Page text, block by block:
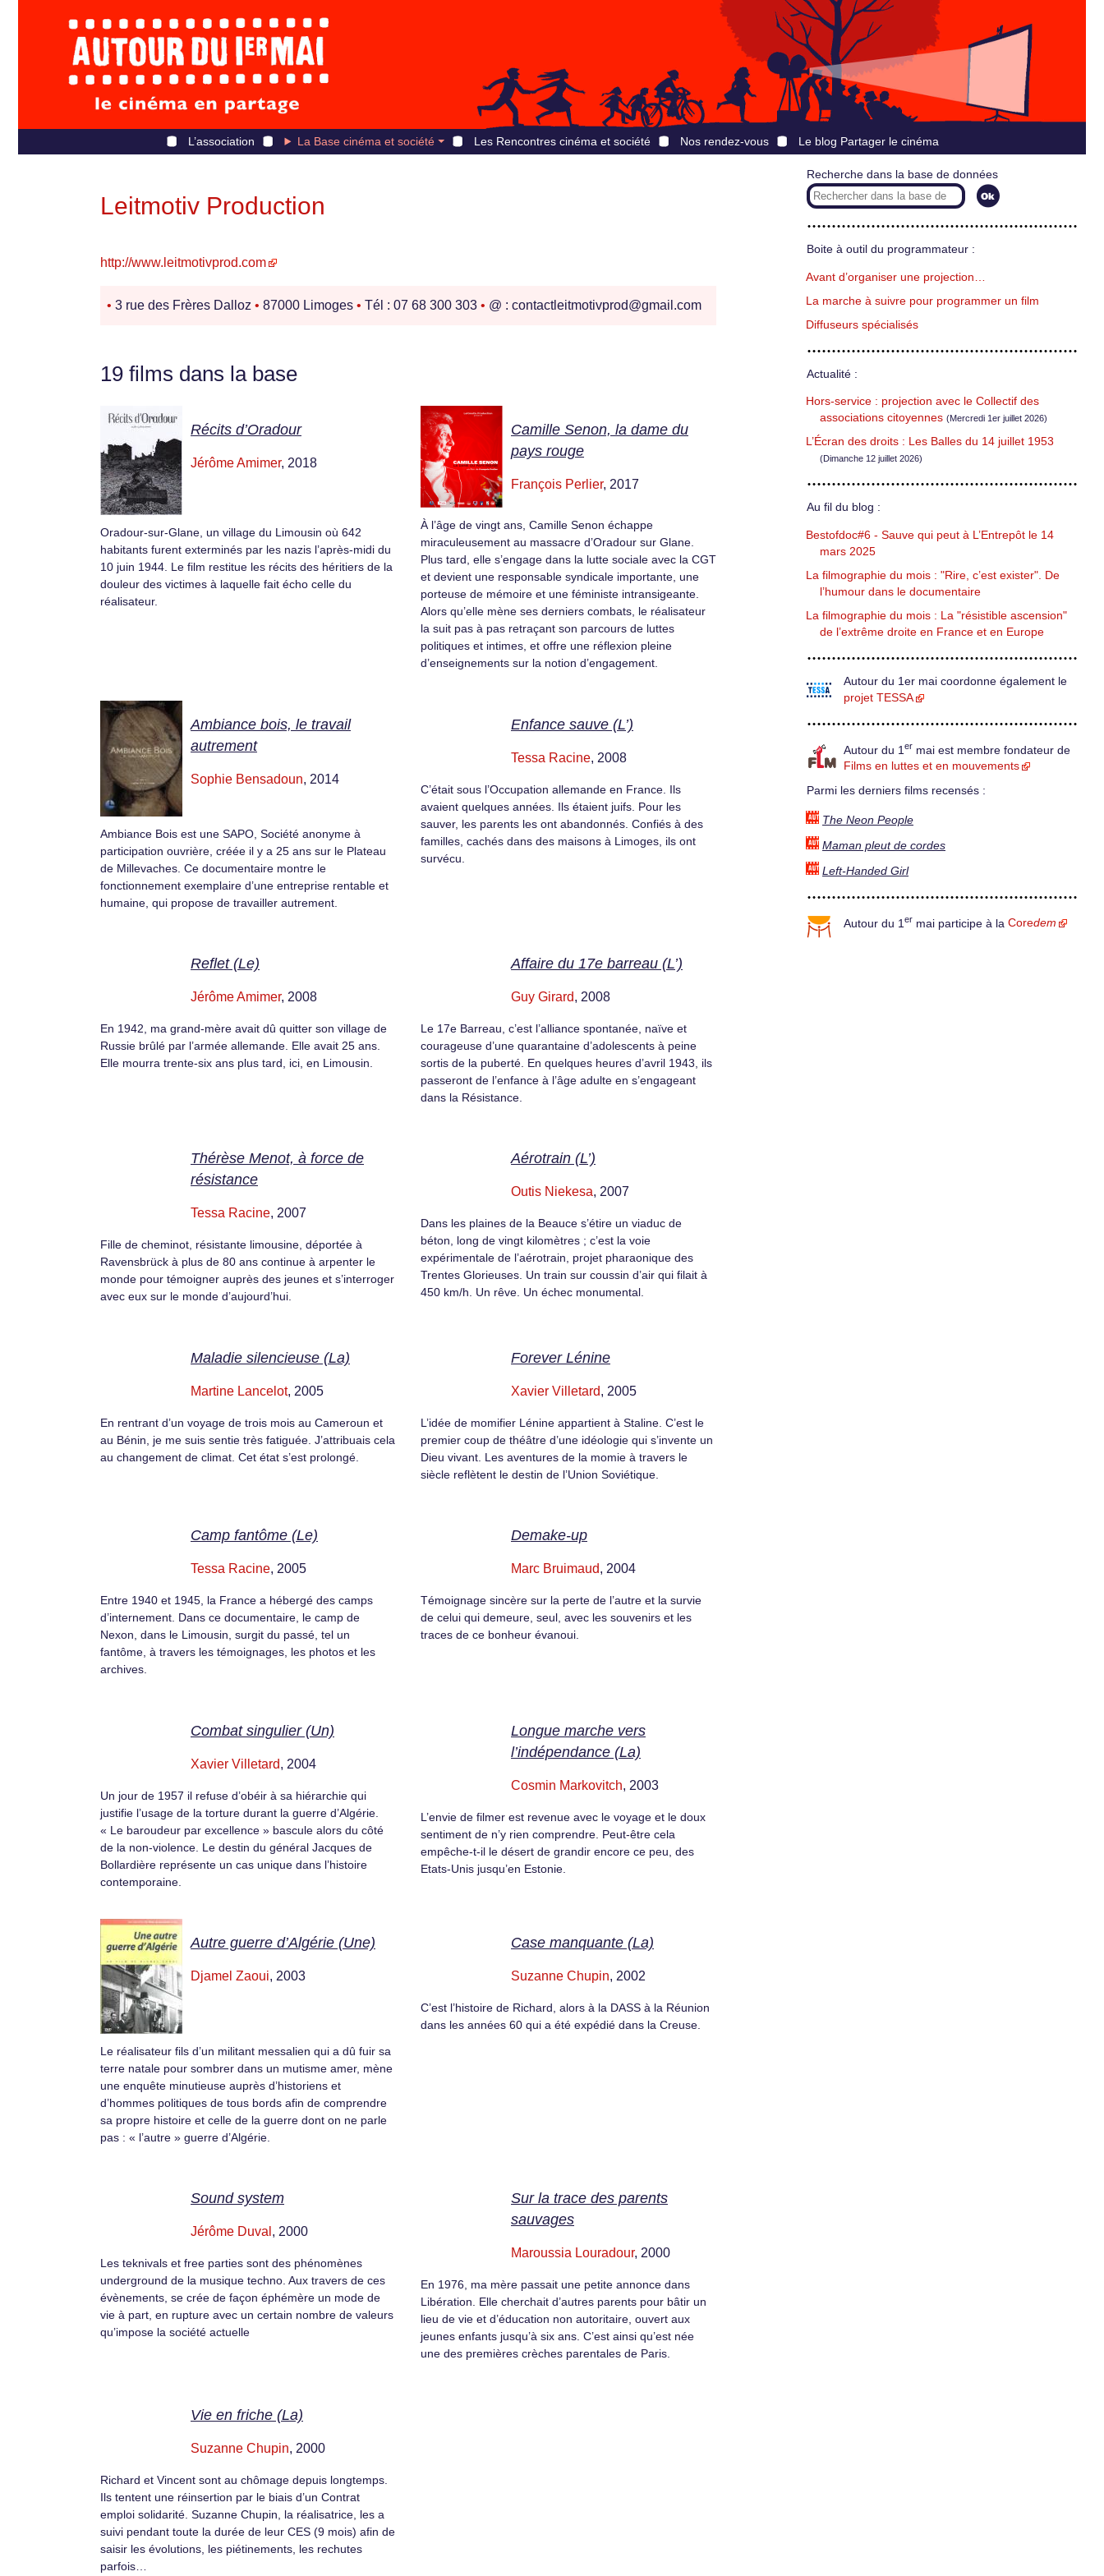
L’association La Base cinéma et société Les Rencontres cinéma et société Nos rendez-vous Le blog Partager le cinéma
Leitmotiv Production
http://www.leitmotivprod.com
• 3 rue des Frères Dalloz • 87000 Limoges • Tél : 07 68 300 303 • @ : contactleitmotivprod@gmail.com
19 films dans la base
Récits d’Oradour
Jérôme Amimer, 2018
Oradour-sur-Glane, un village du Limousin où 642
habitants furent exterminés par les nazis l’après-midi du
10 juin 1944. Le film restitue les récits des héritiers de la
douleur des victimes à laquelle fait écho celle du
réalisateur.
Camille Senon, la dame du
pays rouge
François Perlier, 2017
À l’âge de vingt ans, Camille Senon échappe
miraculeusement au massacre d’Oradour sur Glane.
Plus tard, elle s’engage dans la lutte sociale avec la CGT
et devient une responsable syndicale importante, une
porteuse de mémoire et une féministe intransigeante.
Alors qu’elle mène ses derniers combats, le réalisateur
la suit pas à pas retraçant son parcours de luttes
politiques et intimes, et offre une réflexion pleine
d’enseignements sur la notion d’engagement.
Ambiance bois, le travail
autrement
Sophie Bensadoun, 2014
Ambiance Bois est une SAPO, Société anonyme à
participation ouvrière, créée il y a 25 ans sur le Plateau
de Millevaches. Ce documentaire montre le
fonctionnement exemplaire d’une entreprise rentable et
humaine, qui propose de travailler autrement.
Enfance sauve (L’)
Tessa Racine, 2008
C’était sous l’Occupation allemande en France. Ils
avaient quelques années. Ils étaient juifs. Pour les
sauver, les parents les ont abandonnés. Confiés à des
familles, cachés dans des maisons à Limoges, ils ont
survécu.
Reflet (Le)
Jérôme Amimer, 2008
En 1942, ma grand-mère avait dû quitter son village de
Russie brûlé par l’armée allemande. Elle avait 25 ans.
Elle mourra trente-six ans plus tard, ici, en Limousin.
Affaire du 17e barreau (L’)
Guy Girard, 2008
Le 17e Barreau, c’est l’alliance spontanée, naïve et
courageuse d’une quarantaine d’adolescents à peine
sortis de la puberté. En quelques heures d’avril 1943, ils
passeront de l’enfance à l’âge adulte en s’engageant
dans la Résistance.
Thérèse Menot, à force de
résistance
Tessa Racine, 2007
Fille de cheminot, résistante limousine, déportée à
Ravensbrück à plus de 80 ans continue à arpenter le
monde pour témoigner auprès des jeunes et s’interroger
avec eux sur le monde d’aujourd’hui.
Aérotrain (L’)
Outis Niekesa, 2007
Dans les plaines de la Beauce s’étire un viaduc de
béton, long de vingt kilomètres ; c’est la voie
expérimentale de l’aérotrain, projet pharaonique des
Trentes Glorieuses. Un train sur coussin d’air qui filait à
450 km/h. Un rêve. Un échec monumental.
Maladie silencieuse (La)
Martine Lancelot, 2005
En rentrant d’un voyage de trois mois au Cameroun et
au Bénin, je me suis sentie très fatiguée. J’attribuais cela
au changement de climat. Cet état s’est prolongé.
Forever Lénine
Xavier Villetard, 2005
L’idée de momifier Lénine appartient à Staline. C’est le
premier coup de théâtre d’une idéologie qui s’invente un
Dieu vivant. Les aventures de la momie à travers le
siècle reflètent le destin de l’Union Soviétique.
Camp fantôme (Le)
Tessa Racine, 2005
Entre 1940 et 1945, la France a hébergé des camps
d’internement. Dans ce documentaire, le camp de
Nexon, dans le Limousin, surgit du passé, tel un
fantôme, à travers les témoignages, les photos et les
archives.
Demake-up
Marc Bruimaud, 2004
Témoignage sincère sur la perte de l’autre et la survie
de celui qui demeure, seul, avec les souvenirs et les
traces de ce bonheur évanoui.
Combat singulier (Un)
Xavier Villetard, 2004
Un jour de 1957 il refuse d’obéir à sa hiérarchie qui
justifie l’usage de la torture durant la guerre d’Algérie.
« Le baroudeur par excellence » bascule alors du côté
de la non-violence. Le destin du général Jacques de
Bollardière représente un cas unique dans l’histoire
contemporaine.
Longue marche vers
l’indépendance (La)
Cosmin Markovitch, 2003
L’envie de filmer est revenue avec le voyage et le doux
sentiment de n’y rien comprendre. Peut-être cela
empêche-t-il le désert de grandir encore ce peu, des
Etats-Unis jusqu’en Estonie.
Autre guerre d’Algérie (Une)
Djamel Zaoui, 2003
Le réalisateur fils d’un militant messalien qui a dû fuir sa
terre natale pour sombrer dans un mutisme amer, mène
une enquête minutieuse auprès d’historiens et
d’hommes politiques de tous bords afin de comprendre
sa propre histoire et celle de la guerre dont on ne parle
pas : « l’autre » guerre d’Algérie.
Case manquante (La)
Suzanne Chupin, 2002
C’est l’histoire de Richard, alors à la DASS à la Réunion
dans les années 60 qui a été expédié dans la Creuse.
Sound system
Jérôme Duval , 2000
Les teknivals et free parties sont des phénomènes
underground de la musique techno. Aux travers de ces
évènements, se crée de façon éphémère un mode de
vie à part, en rupture avec un certain nombre de valeurs
qu’impose la société actuelle
Sur la trace des parents
sauvages
Maroussia Louradour, 2000
En 1976, ma mère passait une petite annonce dans
Libération. Elle cherchait d’autres parents pour bâtir un
lieu de vie et d’éducation non autoritaire, ouvert aux
jeunes enfants jusqu’à six ans. C’est ainsi qu’est née
une des premières crèches parentales de Paris.
Vie en friche (La)
Suzanne Chupin, 2000
Richard et Vincent sont au chômage depuis longtemps.
Ils tentent une réinsertion par le biais d’un Contrat
emploi solidarité. Suzanne Chupin, la réalisatrice, les a
suivi pendant toute la durée de leur CES (9 mois) afin de
saisir les évolutions, les piétinements, les rechutes
parfois…
Recherche dans la base de données
Boite à outil du programmateur :
Avant d’organiser une projection…
La marche à suivre pour programmer un film
Diffuseurs spécialisés
Actualité :
Hors-service : projection avec le Collectif des
associations citoyennes (Mercredi 1er juillet 2026)
L’Écran des droits : Les Balles du 14 juillet 1953
(Dimanche 12 juillet 2026)
Au fil du blog :
Bestofdoc#6 - Sauve qui peut à L’Entrepôt le 14
mars 2025
La filmographie du mois : "Rire, c’est exister". De
l’humour dans le documentaire
La filmographie du mois : La "résistible ascension"
de l’extrême droite en France et en Europe
Autour du 1er mai coordonne également le
projet TESSA
Autour du 1 er mai est membre fondateur de
Films en luttes et en mouvements
Parmi les derniers films recensés :
The Neon People
Maman pleut de cordes
Left-Handed Girl
Autour du 1 er mai participe à la Coredem